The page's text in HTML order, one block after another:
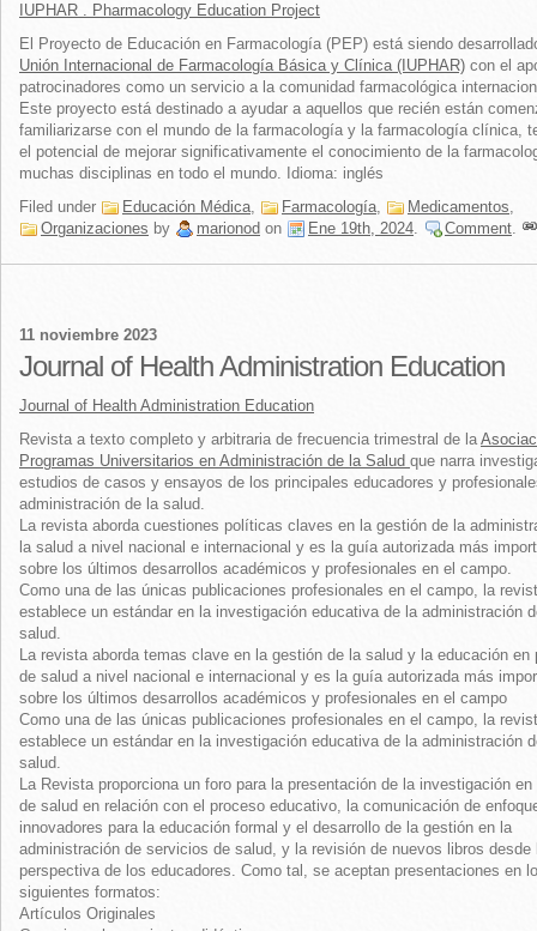
IUPHAR . Pharmacology Education Project
El Proyecto de Educación en Farmacología (PEP) está siendo
Unión Internacional de Farmacología Básica y Clínica (IUPHAR) con el
patrocinadores como un servicio a la comunidad farmacológica
Este proyecto está destinado a ayudar a aquellos que recién están
familiarizarse con el mundo de la farmacología y la farmacología clínica,
el potencial de mejorar significativamente el conocimiento de la
muchas disciplinas en todo el mundo. Idioma: inglés
Filed under
Educación Médica, Farmacología, Medicamentos,
Organizaciones by marionod on Ene 19th, 2024. Comment.
11 noviembre 2023
Journal of Health Administration Education
Journal of Health Administration Education
Revista a texto completo y arbitraria de frecuencia trimestral de la
Programas Universitarios en Administración de la Salud que narra
estudios de casos y ensayos de los principales educadores y
administración de la salud.
La revista aborda cuestiones políticas claves en la gestión de la
la salud a nivel nacional e internacional y es la guía autorizada más
sobre los últimos desarrollos académicos y profesionales en el campo.
Como una de las únicas publicaciones profesionales en el campo, la
establece un estándar en la investigación educativa de la administración
salud.
La revista aborda temas clave en la gestión de la salud y la educación en
de salud a nivel nacional e internacional y es la guía autorizada más
sobre los últimos desarrollos académicos y profesionales en el campo
Como una de las únicas publicaciones profesionales en el campo, la
establece un estándar en la investigación educativa de la administración
salud.
La Revista proporciona un foro para la presentación de la investigación
de salud en relación con el proceso educativo, la comunicación de
innovadores para la educación formal y el desarrollo de la gestión en la
administración de servicios de salud, y la revisión de nuevos libros desde
perspectiva de los educadores. Como tal, se aceptan presentaciones en
siguientes formatos:
Artículos Originales